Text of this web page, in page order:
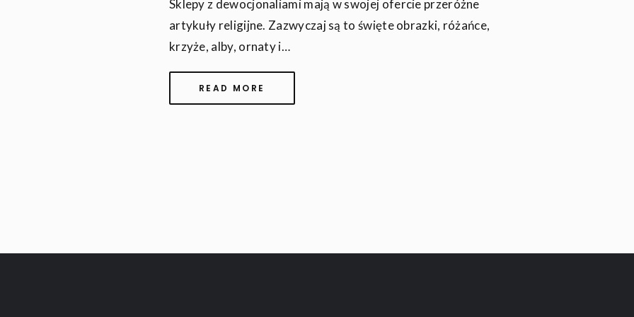
Sklepy z dewocjonaliami mają w swojej ofercie przeróżne
artykuły religijne. Zazwyczaj są to święte obrazki, różańce,
krzyże, alby, ornaty i…
READ MORE